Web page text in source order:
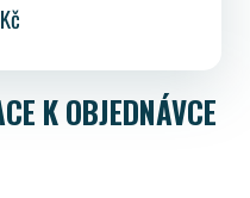
K OBJEDNÁVCE